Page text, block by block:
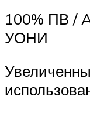
100% ПВ /
УОНИ